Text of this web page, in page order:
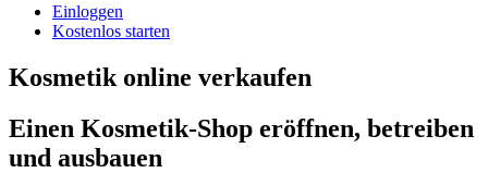
Einloggen
Kostenlos starten
Kosmetik online verkaufen
Einen Kosmetik-Shop eröffnen, betreiben
und ausbauen